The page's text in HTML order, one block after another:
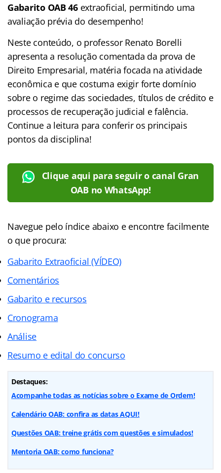
Gabarito OAB 46extraoficial, permitindo uma
avaliação prévia do desempenho!
Neste conteúdo, o professor Renato Borelli
apresenta a resolução comentada da prova de
Direito Empresarial, matéria focada na atividade
econômica e que costuma exigir forte domínio
sobre o regime das sociedades, títulos de crédito e
processos de recuperação judicial e falência.
Continue a leitura para conferir os principais
pontos da disciplina!
Clique aqui para seguir o canal Gran
OAB no WhatsApp!
Navegue pelo índice abaixo e encontre facilmente
o que procura:
Gabarito Extraoficial (VÍDEO)
Comentários
Gabarito e recursos
Cronograma
Análise
Resumo e edital do concurso
Destaques:
Acompanhe todas as notícias sobre o Exame de Ordem!
Calendário OAB: confira as datas AQUI!
Questões OAB: treine grátis com questões e simulados!
Mentoria OAB: como funciona?